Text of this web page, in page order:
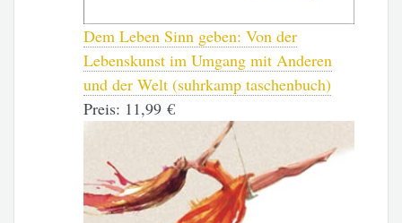
Dem Leben Sinn geben: Von der
Lebenskunst im Umgang mit Anderen
und der Welt (suhrkamp taschenbuch)
Preis: 11,99 €